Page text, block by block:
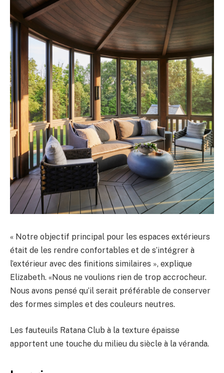
« Notre objectif principal pour les espaces extérieurs
était de les rendre confortables et de s’intégrer à
l’extérieur avec des finitions similaires », explique
Elizabeth. «Nous ne voulions rien de trop accrocheur.
Nous avons pensé qu’il serait préférable de conserver
des formes simples et des couleurs neutres.
Les fauteuils Ratana Club à la texture épaisse
apportent une touche du milieu du siècle à la véranda.